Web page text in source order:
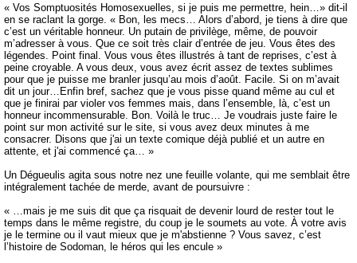
« Vos Somptuosités Homosexuelles, si je puis me permettre, hein…» dit-il
en se raclant la gorge. « Bon, les mecs… Alors d’abord, je tiens à dire que
c’est un véritable honneur. Un putain de privilège, même, de pouvoir
m’adresser à vous. Que ce soit très clair d’entrée de jeu. Vous êtes des
légendes. Point final. Vous vous êtes illustrés à tant de reprises, c’est à
peine croyable. A vous deux, vous avez écrit assez de textes sublimes
pour que je puisse me branler jusqu’au mois d’août. Facile. Si on m’avait
dit un jour…Enfin bref, sachez que je vous pisse quand même au cul et
que je finirai par violer vos femmes mais, dans l’ensemble, là, c’est un
honneur incommensurable. Bon. Voilà le truc… Je voudrais juste faire le
point sur mon activité sur le site, si vous avez deux minutes à me
consacrer. Disons que j'ai un texte comique déjà publié et un autre en
attente, et j'ai commencé ça… »
Un Dégueulis agita sous notre nez une feuille volante, qui me semblait être
intégralement tachée de merde, avant de poursuivre :
« …mais je me suis dit que ça risquait de devenir lourd de rester tout le
temps dans le même registre, du coup je le soumets au vote. À votre avis
je le termine ou il vaut mieux que je m'abstienne ? Vous savez, c’est
l’histoire de Sodoman, le héros qui les encule »